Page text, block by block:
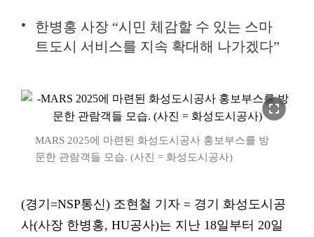
한병홍 사장 “시민 체감할 수 있는 스마
트도시 서비스를 지속 확대해 나가겠다”
fullscreen
MARS 2025에 마련된 화성도시공사 홍보부스를 방
문한 관람객들 모습. (사진 = 화성도시공사)
(경기=NSP통신) 조현철 기자 = 경기 화성도시공
사(사장 한병홍, HU공사)는 지난 18일부터 20일